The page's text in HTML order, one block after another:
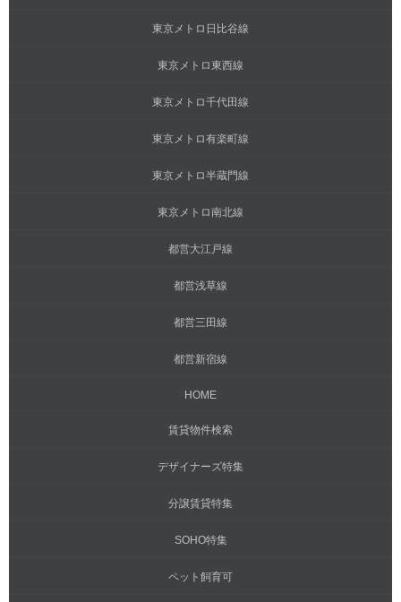
東京メトロ日比谷線
東京メトロ東西線
東京メトロ千代田線
東京メトロ有楽町線
東京メトロ半蔵門線
東京メトロ南北線
都営大江戸線
都営浅草線
都営三田線
都営新宿線
HOME
賃貸物件検索
デザイナーズ特集
分譲賃貸特集
SOHO特集
ペット飼育可